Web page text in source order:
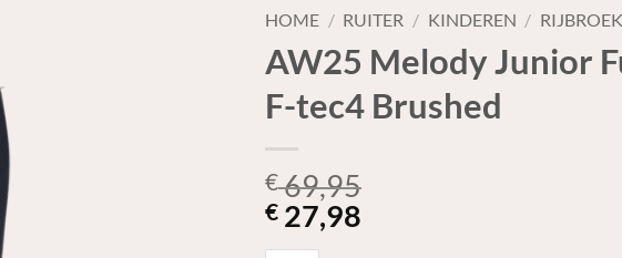
HOME / RUITER / KINDEREN /
AW25 Melody Junior
F-tec4 Brushed
€69,95
€ 27,98